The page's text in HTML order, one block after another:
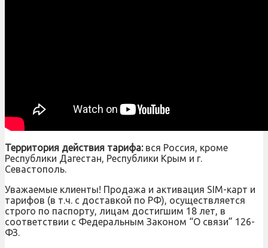
Территория действия тарифа:вся Россия, кроме
Республики Дагестан, Республики Крым и г.
Севастополь.
Уважаемые клиенты! Продажа и активация SIM-карт и
тарифов (в т.ч. с доставкой по РФ), осуществляется
строго по паспорту, лицам достигшим 18 лет, в
соответствии с Федеральным Законом “О связи” 126-
ФЗ.